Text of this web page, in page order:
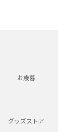
お歳暮
グッズストア